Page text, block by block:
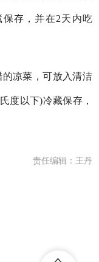
存，并在2天内吃
凉菜，可放入清洁
度以下)冷藏保存，
责任编辑：王丹